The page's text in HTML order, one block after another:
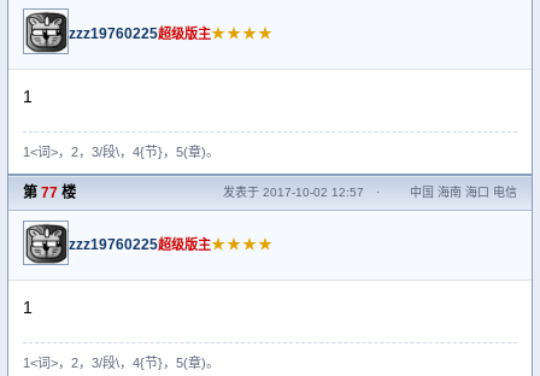
zzz19760225超级版主★★★★
1
1<词>，2，3/段\，4{节}，5(章)。
第 77 楼 发表于 2017-10-02 12:57 · 中国 海南 海口 电信
zzz19760225超级版主★★★★
1
1<词>，2，3/段\，4{节}，5(章)。